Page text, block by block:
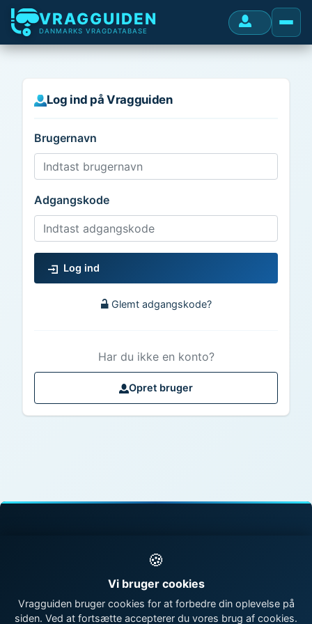
VRAGGUIDEN
DANMARKS VRAGDATABASE
Log ind på Vragguiden
Brugernavn
Adgangskode
Log ind
Glemt adgangskode?
Har du ikke en konto?
Opret bruger
vragdatabase
| Om Vragguiden
🍪
Vi bruger cookies
Vragguiden bruger cookies for at forbedre din oplevelse på
siden. Ved at fortsætte accepterer du vores brug af cookies.